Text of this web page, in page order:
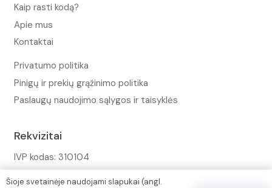
Kaip rasti kodą?
Apie mus
Kontaktai
Privatumo politika
Pinigų ir prekių grąžinimo politika
Paslaugų naudojimo sąlygos ir taisyklės
Rekvizitai
IVP kodas: 310104
Šioje svetainėje naudojami slapukai (angl.